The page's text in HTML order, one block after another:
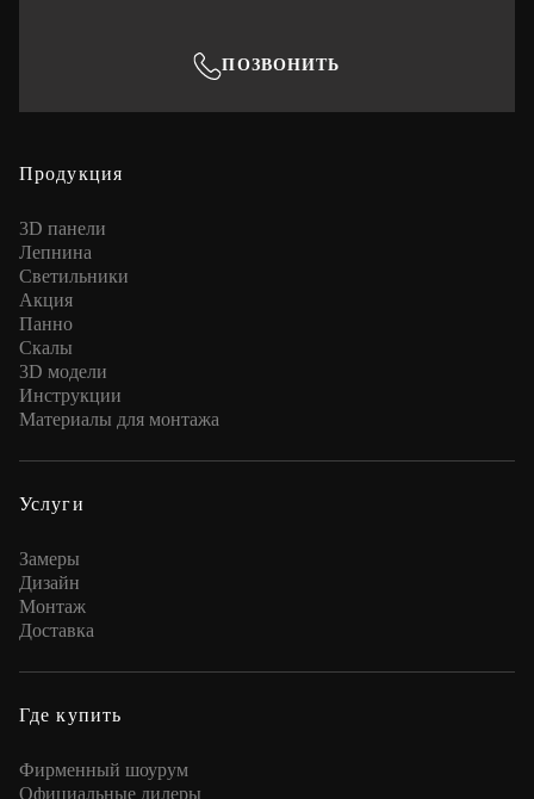
ПОЗВОНИТЬ
Продукция
3D панели
Лепнина
Cветильники
Акция
Панно
Скалы
3D модели
Инструкции
Материалы для монтажа
Услуги
Замеры
Дизайн
Монтаж
Доставка
Где купить
Фирменный шоурум
Официальные дилеры